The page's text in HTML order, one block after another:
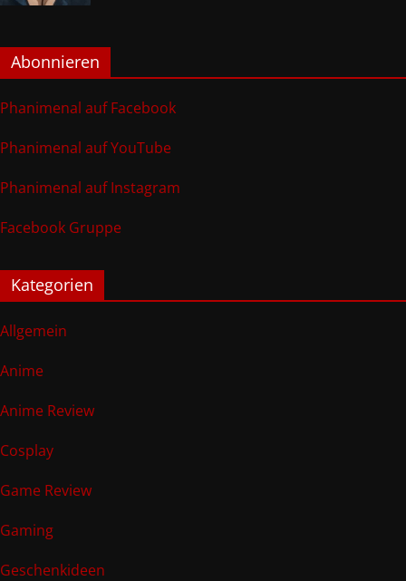
Abonnieren
Phanimenal auf Facebook
Phanimenal auf YouTube
Phanimenal auf Instagram
Facebook Gruppe
Kategorien
Allgemein
Anime
Anime Review
Cosplay
Game Review
Gaming
Geschenkideen